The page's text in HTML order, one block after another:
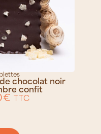
chocolat noir
confit
€ TTC